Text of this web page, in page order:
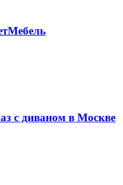
с диваном в Москве